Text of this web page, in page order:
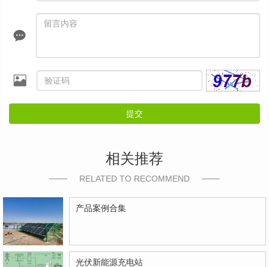
提交
相关推荐
RELATED TO RECOMMEND
产品案例合集
光伏新能源充电站